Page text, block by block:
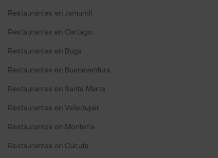
Restaurantes en Jamundi
Restaurantes en Cartago
Restaurantes en Buga
Restaurantes en Buenaventura
Restaurantes en Santa Marta
Restaurantes en Valledupar
Restaurantes en Monteria
Restaurantes en Cúcuta